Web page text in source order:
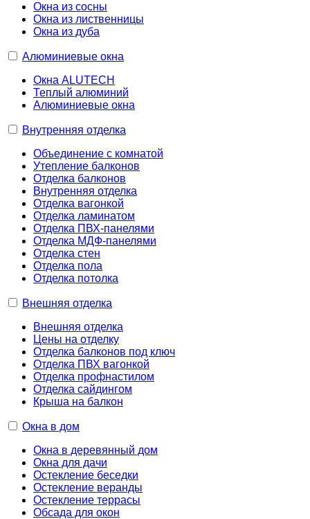
Окна из сосны
Окна из лиственницы
Окна из дуба
Алюминиевые окна
Окна ALUTECH
Теплый алюминий
Алюминиевые окна
Внутренняя отделка
Объединение с комнатой
Утепление балконов
Отделка балконов
Внутренняя отделка
Отделка вагонкой
Отделка ламинатом
Отделка ПВХ-панелями
Отделка МДФ-панелями
Отделка стен
Отделка пола
Отделка потолка
Внешняя отделка
Внешняя отделка
Цены на отделку
Отделка балконов под ключ
Отделка ПВХ вагонкой
Отделка профнастилом
Отделка сайдингом
Крыша на балкон
Окна в дом
Окна в деревянный дом
Окна для дачи
Остекление беседки
Остекление веранды
Остекление террасы
Обсада для окон